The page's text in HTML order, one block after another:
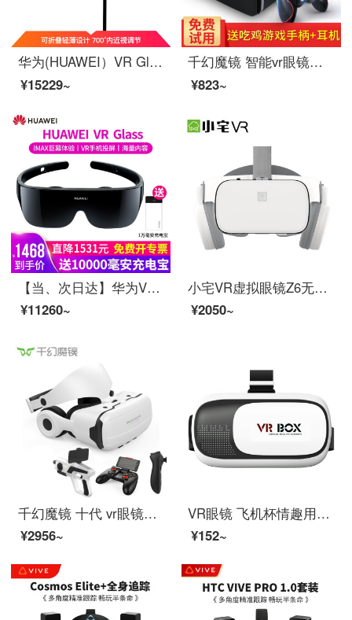
华为(HUAWEI）VR Glass VR眼镜CV10 适配华为P40系列、P30系列、Mate30系列、Mate20系列、荣耀V20系列
¥15229~
千幻魔镜 智能vr眼镜虚拟现实ar眼镜VR一体机手机vr游戏机头戴式3D头盔11代 纳米膜镜片版+通用游戏手柄+耳机+VR会员+试用险
¥823~
【当、次日达】华为VR Glass VR眼镜智能成人眼镜手机投屏头戴体感游戏机3D全景CV10 亮黑色【晒单送1万毫安充电宝】
¥11260~
小宅VR虚拟眼镜Z6无线版VR一体机重低音高清私人影院 VR 眼镜
¥2050~
千幻魔镜 十代 vr眼镜手机VR 智能3D眼镜VR游戏头盔观影 【十代纳米版】蓝牙手柄+游戏手柄+AR枪+VR资源
¥2956~
VR眼镜 飞机杯情趣用品配件Y
¥152~